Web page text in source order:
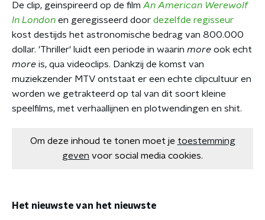
De clip, geinspireerd op de film An American Werewolf
In London en geregisseerd door dezelfde regisseur
kost destijds het astronomische bedrag van 800.000
dollar. 'Thriller' luidt een periode in waarin more ook echt
more is, qua videoclips. Dankzij de komst van
muziekzender MTV ontstaat er een echte clipcultuur en
worden we getrakteerd op tal van dit soort kleine
speelfilms, met verhaallijnen en plotwendingen en shit.
Om deze inhoud te tonen moet je toestemming
geven voor social media cookies.
Het nieuwste van het nieuwste